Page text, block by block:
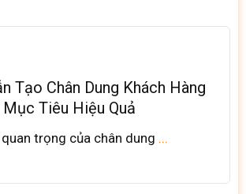
Tạo Chân Dung Khách Hàng
Mục Tiêu Hiệu Quả
trọng của chân dung ...